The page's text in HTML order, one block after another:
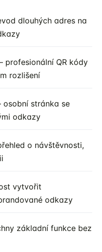
dlouhých adres na
profesionální QR kódy
rozlišení
osobní stránka se
odkazy
o návštěvnosti,
vytvořit
odkazy
základní funkce bez